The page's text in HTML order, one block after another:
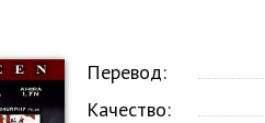
Перевод:
Качество: